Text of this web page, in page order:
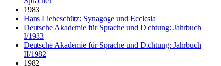
1983
Hans Liebeschütz: Synagoge und Ecclesia
Deutsche Akademie für Sprache und Dichtung: Jahrbuch
I/1983
Deutsche Akademie für Sprache und Dichtung: Jahrbuch
II/1982
1982